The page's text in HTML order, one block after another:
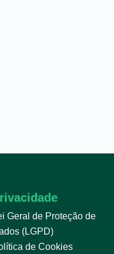
Geral de Proteção de
(LGPD)
de Cookies